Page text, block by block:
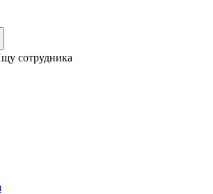
сотрудника